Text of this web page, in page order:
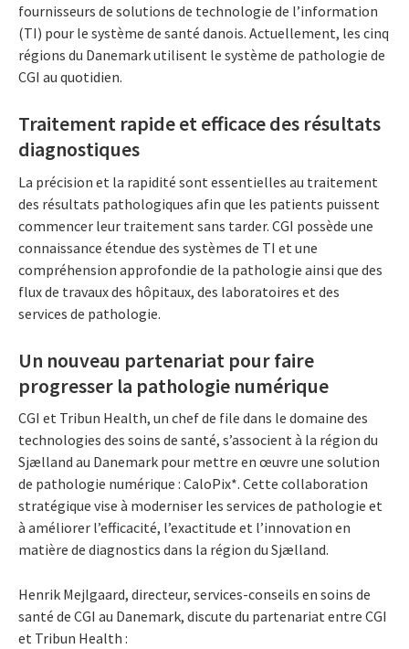
fournisseurs de solutions de technologie de l’information
(TI) pour le système de santé danois. Actuellement, les cinq
régions du Danemark utilisent le système de pathologie de
CGI au quotidien.
Traitement rapide et efficace des résultats
diagnostiques
La précision et la rapidité sont essentielles au traitement
des résultats pathologiques afin que les patients puissent
commencer leur traitement sans tarder. CGI possède une
connaissance étendue des systèmes de TI et une
compréhension approfondie de la pathologie ainsi que des
flux de travaux des hôpitaux, des laboratoires et des
services de pathologie.
Un nouveau partenariat pour faire
progresser la pathologie numérique
CGI et Tribun Health, un chef de file dans le domaine des
technologies des soins de santé, s’associent à la région du
Sjælland au Danemark pour mettre en œuvre une solution
de pathologie numérique : CaloPix*. Cette collaboration
stratégique vise à moderniser les services de pathologie et
à améliorer l’efficacité, l’exactitude et l’innovation en
matière de diagnostics dans la région du Sjælland.
Henrik Mejlgaard, directeur, services-conseils en soins de
santé de CGI au Danemark, discute du partenariat entre CGI
et Tribun Health :